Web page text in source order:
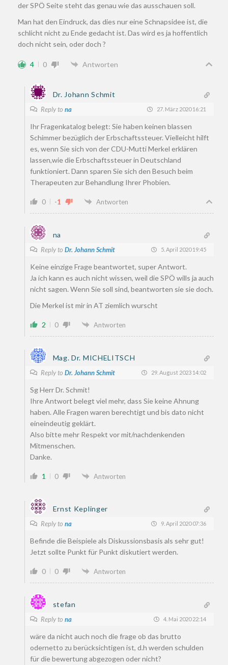
der SPÖ Seite steht das genau wie das ausschauen soll.
Man hat den Eindruck, das dies nur eine Schnapsidee ist, die
schlicht nicht zu Ende gedacht ist. Das wird es ja hoffentlich
doch nicht sein, oder doch ?
4 0 Antworten
Dr. Johann Schmit
Reply to na 27. März 2020 16:21
Ihr Fragenkatalog belegt: Sie haben keinen blassen
Schimmer bezüglich der Erbschaftssteuer. Vielleicht hilft
es, wenn Sie sich von der CDU-Mutti Merkel erklären
lassen,wie die Erbschaftssteuer in Deutschland
funktioniert. Dann sparen Sie sich den Besuch beim
Therapeuten zur Behandlung Ihrer Phobien.
0 -1 Antworten
na
Reply to Dr. Johann Schmit 5. April 2020 19:45
Keine einzige Frage beantwortet, super Antwort.
Ja ich kann es auch nicht wissen, weil die SPÖ wills ja auch
nicht sagen. Wenn Sie soll sind, beantworten sie sie doch.
Die Merkel ist mir in AT ziemlich wurscht
2 0 Antworten
Mag. Dr. MICHELITSCH
Reply to Dr. Johann Schmit 29. August 2023 14:02
Sg Herr Dr. Schmit!
Ihre Antwort belegt viel mehr, dass Sie keine Ahnung
haben. Alle Fragen waren berechtigt und bis dato nicht
eineindeutig geklärt.
Also bitte mehr Respekt vor mit/nachdenkenden
Mitmenschen.
Danke.
1 0 Antworten
Ernst Keplinger
Reply to na 9. April 2020 07:36
Befinde die Beispiele als Diskussionsbasis als sehr gut!
Jetzt sollte Punkt für Punkt diskutiert werden.
0 0 Antworten
stefan
Reply to na 4. Mai 2020 22:14
wäre da nicht auch noch die frage ob das brutto
odernetto zu berücksichtigen ist, d.h werden schulden
für die bewertung abgezogen oder nicht?